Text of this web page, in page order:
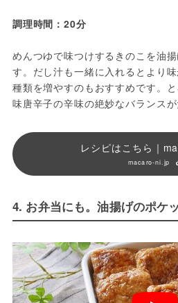
調理時間：20分
めんつゆで味つけするきのこを油
す。だし汁も一緒に入れるとより
種類を増やすのもおすすめです。
味唐辛子の辛味の絶妙なバランスが
レシピはこちら｜
macaro-ni.jp
4. お弁当にも。油揚げのポケ